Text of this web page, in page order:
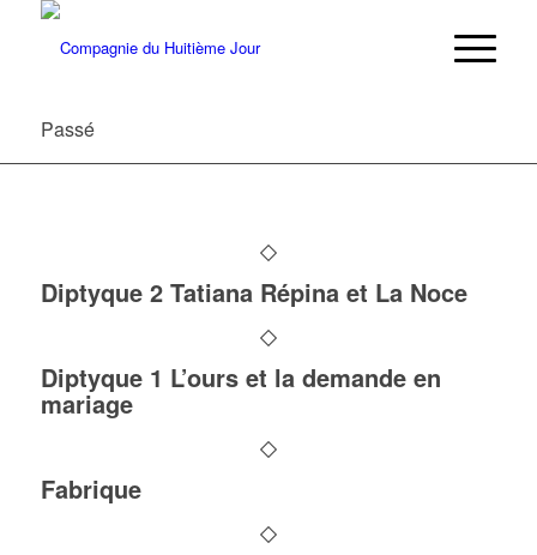
Passé
Diptyque 2 Tatiana Répina et La Noce
Diptyque 1 L’ours et la demande en
mariage
Fabrique